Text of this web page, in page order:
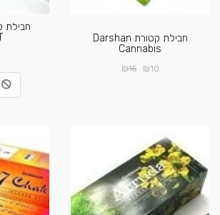
חבילת קטורת Darshan
Cannabis
₪10
₪15